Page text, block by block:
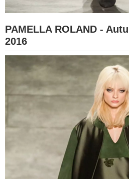
PAMELLA ROLAND -
2016